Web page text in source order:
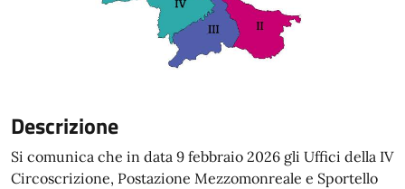
Descrizione
Si comunica che in data 9 febbraio 2026 gli Uffici della IV
Circoscrizione, Postazione Mezzomonreale e Sportello